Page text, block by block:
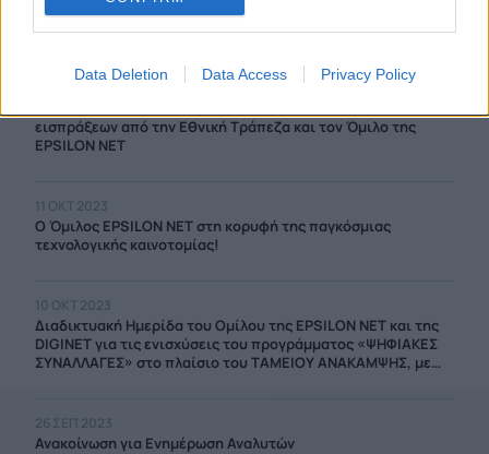
Data Deletion Data Access Privacy Policy
στον τομέα της Τεχνολογίας, 1η θέση στα Best Workplaces
in Technology 2023
εισπράξεων από την Εθνική Τράπεζα και τον Όμιλο της
EPSILON NET
11 ΟΚΤ 2023
Ο Όμιλος EPSILON NET στη κορυφή της παγκόσμιας
τεχνολογικής καινοτομίας!
10 ΟΚΤ 2023
Διαδικτυακή Ημερίδα του Ομίλου της EPSILON NET και της
DIGINET για τις ενισχύσεις του προγράμματος «ΨΗΦΙΑΚΕΣ
ΣΥΝΑΛΛΑΓΕΣ» στο πλαίσιο του ΤΑΜΕΙΟΥ ΑΝΑΚΑΜΨΗΣ, με
26 ΣΕΠ 2023
Ανακοίνωση για Ενημέρωση Αναλυτών